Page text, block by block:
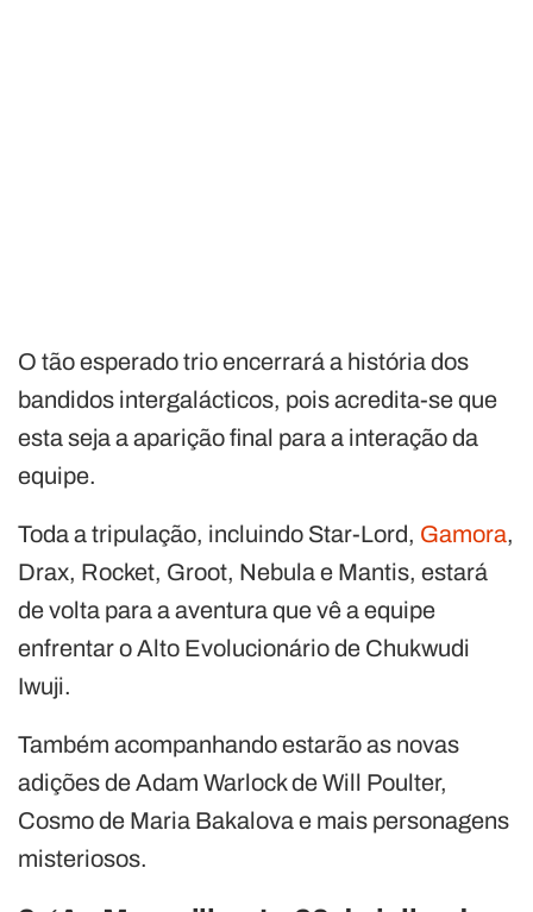
O tão esperado trio encerrará a história dos
bandidos intergalácticos, pois acredita-se que
esta seja a aparição final para a interação da
equipe.
Toda a tripulação, incluindo Star-Lord, Gamora,
Drax, Rocket, Groot, Nebula e Mantis, estará
de volta para a aventura que vê a equipe
enfrentar o Alto Evolucionário de Chukwudi
Iwuji.
Também acompanhando estarão as novas
adições de Adam Warlock de Will Poulter,
Cosmo de Maria Bakalova e mais personagens
misteriosos.